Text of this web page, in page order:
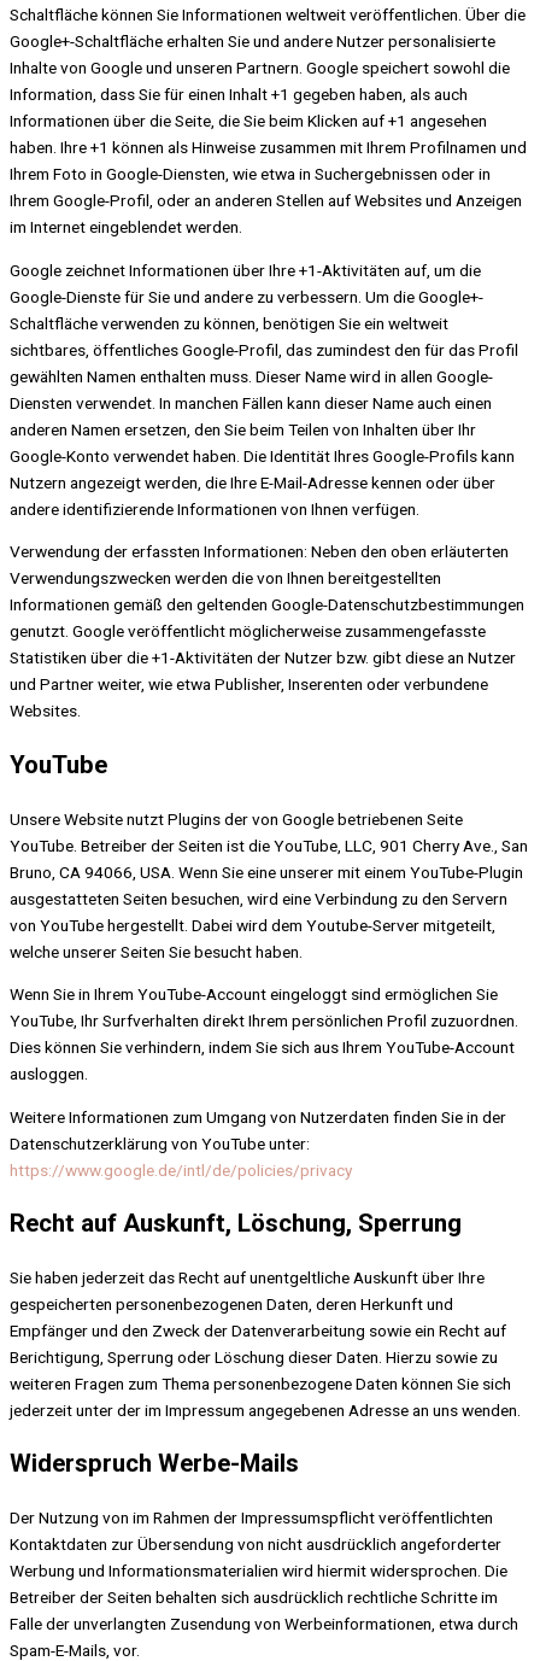
Schaltfläche können Sie Informationen weltweit veröffentlichen. Über die
Google+-Schaltfläche erhalten Sie und andere Nutzer personalisierte
Inhalte von Google und unseren Partnern. Google speichert sowohl die
Information, dass Sie für einen Inhalt +1 gegeben haben, als auch
Informationen über die Seite, die Sie beim Klicken auf +1 angesehen
haben. Ihre +1 können als Hinweise zusammen mit Ihrem Profilnamen und
Ihrem Foto in Google-Diensten, wie etwa in Suchergebnissen oder in
Ihrem Google-Profil, oder an anderen Stellen auf Websites und Anzeigen
im Internet eingeblendet werden.
Google zeichnet Informationen über Ihre +1-Aktivitäten auf, um die
Google-Dienste für Sie und andere zu verbessern. Um die Google+-
Schaltfläche verwenden zu können, benötigen Sie ein weltweit
sichtbares, öffentliches Google-Profil, das zumindest den für das Profil
gewählten Namen enthalten muss. Dieser Name wird in allen Google-
Diensten verwendet. In manchen Fällen kann dieser Name auch einen
anderen Namen ersetzen, den Sie beim Teilen von Inhalten über Ihr
Google-Konto verwendet haben. Die Identität Ihres Google-Profils kann
Nutzern angezeigt werden, die Ihre E-Mail-Adresse kennen oder über
andere identifizierende Informationen von Ihnen verfügen.
Verwendung der erfassten Informationen: Neben den oben erläuterten
Verwendungszwecken werden die von Ihnen bereitgestellten
Informationen gemäß den geltenden Google-Datenschutzbestimmungen
genutzt. Google veröffentlicht möglicherweise zusammengefasste
Statistiken über die +1-Aktivitäten der Nutzer bzw. gibt diese an Nutzer
und Partner weiter, wie etwa Publisher, Inserenten oder verbundene
Websites.
YouTube
Unsere Website nutzt Plugins der von Google betriebenen Seite
YouTube. Betreiber der Seiten ist die YouTube, LLC, 901 Cherry Ave., San
Bruno, CA 94066, USA. Wenn Sie eine unserer mit einem YouTube-Plugin
ausgestatteten Seiten besuchen, wird eine Verbindung zu den Servern
von YouTube hergestellt. Dabei wird dem Youtube-Server mitgeteilt,
welche unserer Seiten Sie besucht haben.
Wenn Sie in Ihrem YouTube-Account eingeloggt sind ermöglichen Sie
YouTube, Ihr Surfverhalten direkt Ihrem persönlichen Profil zuzuordnen.
Dies können Sie verhindern, indem Sie sich aus Ihrem YouTube-Account
ausloggen.
Weitere Informationen zum Umgang von Nutzerdaten finden Sie in der
Datenschutzerklärung von YouTube unter:
https://www.google.de/intl/de/policies/privacy
Recht auf Auskunft, Löschung, Sperrung
Sie haben jederzeit das Recht auf unentgeltliche Auskunft über Ihre
gespeicherten personenbezogenen Daten, deren Herkunft und
Empfänger und den Zweck der Datenverarbeitung sowie ein Recht auf
Berichtigung, Sperrung oder Löschung dieser Daten. Hierzu sowie zu
weiteren Fragen zum Thema personenbezogene Daten können Sie sich
jederzeit unter der im Impressum angegebenen Adresse an uns wenden.
Widerspruch Werbe-Mails
Der Nutzung von im Rahmen der Impressumspflicht veröffentlichten
Kontaktdaten zur Übersendung von nicht ausdrücklich angeforderter
Werbung und Informationsmaterialien wird hiermit widersprochen. Die
Betreiber der Seiten behalten sich ausdrücklich rechtliche Schritte im
Falle der unverlangten Zusendung von Werbeinformationen, etwa durch
Spam-E-Mails, vor.